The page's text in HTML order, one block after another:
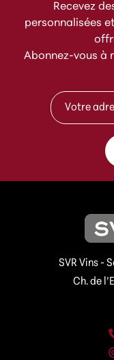
Recevez
personnalisées
Abonnez-vous à
A
d
r
l
*
SVR Vins -
Ch. de